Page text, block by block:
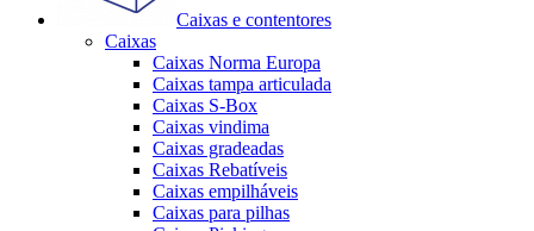
Caixas e contentores
Caixas
Caixas Norma Europa
Caixas tampa articulada
Caixas S-Box
Caixas vindima
Caixas gradeadas
Caixas Rebatíveis
Caixas empilháveis
Caixas para pilhas